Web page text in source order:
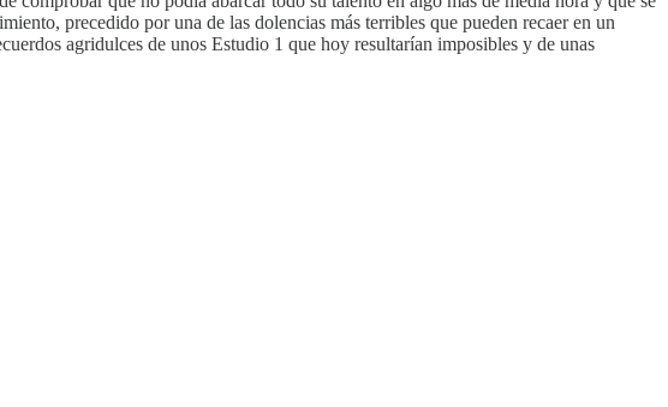
precedido por una de las dolencias más terribles que pueden recaer en un
agridulces de unos Estudio 1 que hoy resultarían imposibles y de unas